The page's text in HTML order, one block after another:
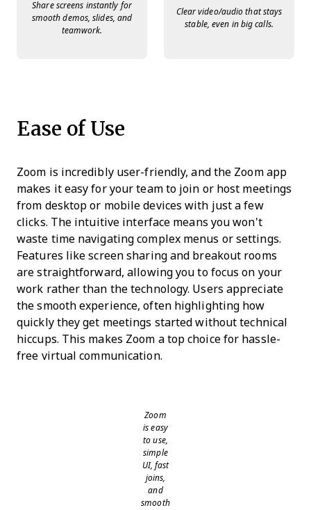
Share screens instantly for
smooth demos, slides, and
teamwork.
Clear video/audio that stays
stable, even in big calls.
Ease of Use
Zoom is incredibly user-friendly, and the Zoom app
makes it easy for your team to join or host meetings
from desktop or mobile devices with just a few
clicks. The intuitive interface means you won't
waste time navigating complex menus or settings.
Features like screen sharing and breakout rooms
are straightforward, allowing you to focus on your
work rather than the technology. Users appreciate
the smooth experience, often highlighting how
quickly they get meetings started without technical
hiccups. This makes Zoom a top choice for hassle-
free virtual communication.
Zoom
is easy
to use,
simple
UI, fast
joins,
and
smooth